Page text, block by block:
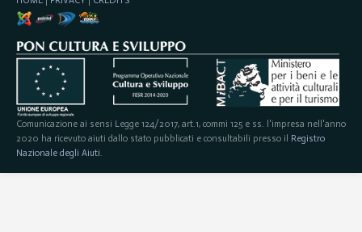
Comunicazione ai sensi Legge 124/2017, art.1, commi 125 e ss. l'impresa nell'anno
2020 ha ricevuto aiuti dallo stato pubblicati e consultabili presso il Registro
Nazionale degli Aiuti